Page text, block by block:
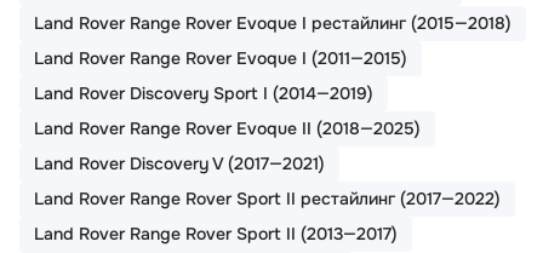
Land Rover Range Rover Evoque I рестайлинг (2015—2018)
Land Rover Range Rover Evoque I (2011—2015)
Land Rover Discovery Sport I (2014—2019)
Land Rover Range Rover Evoque II (2018—2025)
Land Rover Discovery V (2017—2021)
Land Rover Range Rover Sport II рестайлинг (2017—2022)
Land Rover Range Rover Sport II (2013—2017)